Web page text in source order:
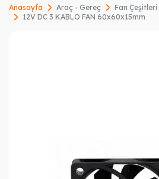
Anasayfa Araç - Gereç
Fan Çeşitleri
12V DC 3 KABLO FAN 60x60x15mm